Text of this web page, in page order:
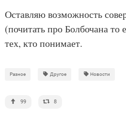
Оставляю возможность
(почитать про Болбочана то
тех, кто понимает.
Разное Другое Новости
99 8